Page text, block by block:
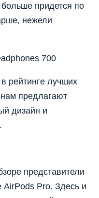
придется по
нежели
700
рейтинге лучших
предлагают
дизайн и
представители
Pro. Здесь и